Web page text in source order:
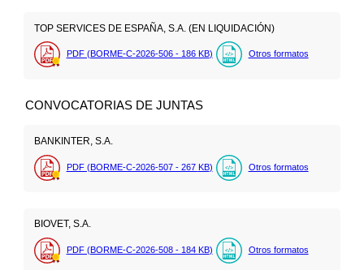
TOP SERVICES DE ESPAÑA, S.A. (EN LIQUIDACIÓN)
PDF (BORME-C-2026-506 - 186 KB) Otros formatos
CONVOCATORIAS DE JUNTAS
BANKINTER, S.A.
PDF (BORME-C-2026-507 - 267 KB) Otros formatos
BIOVET, S.A.
PDF (BORME-C-2026-508 - 184 KB) Otros formatos